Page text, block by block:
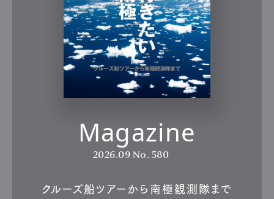
Magazine
2026.09 No. 580
クルーズ船ツアーから南極観測隊まで